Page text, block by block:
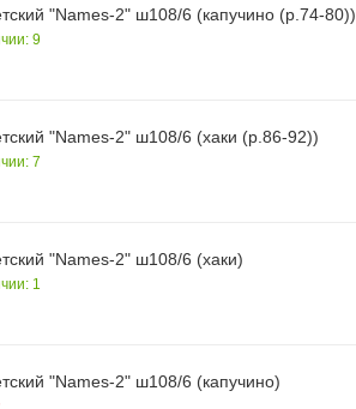
"Names-2" ш108/6 (капучино (р.74-80))
9
"Names-2" ш108/6 (хаки (р.86-92))
7
"Names-2" ш108/6 (хаки)
1
"Names-2" ш108/6 (капучино)